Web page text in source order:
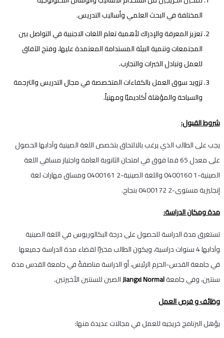
المختلفة في البحث العلمي وأساليب التدريس.
تعزيز المعرفة والإدراك لأهمية تعلم اللغات الاجنبية في التواصل بين
المجتمعات وتنمية البيئة المستدامة المعتمدة عليها، وفتح الآفاق
للعمل وتبادل الخبرات والتجارب.
تزويد سوق العمل بالكفاءات المتخصصة في مجال التدريس والترجمة
والسياحة والمؤهلة أكاديميًا ومهنياً.
شروط القبول:
يجب على الطالب الذي يرغب بالالتحاق بتخصص اللغة الصينية وآدابها الحصول
على معدل 65 فما فوق في امتحان الثانوية العامة واجتياز مساقي اللغة
الصينية-1 0400160 واللغة الصينية-2 0400161 ومساق مهارات لغة
إنجليزية مستوى-2 0400172 بنجاح.
مدة ومكان الدراسة:
تستغرق مدة الدراسة للحصول على درجة البكالوريوس في اللغة الصينية
وآدابها 4 سنوات دراسية، ويكون الطالب مخيرًا لقضاء مدة الدراسة جميعها
في جامعة القدس-الحرم الرئيس، أو الدراسة مناصفةً في جامعة القدس مدة
سنتين، وفي جامعةJiangxi Normalالصين للسنتين الأخيرتين.
وظائف و فرص العمل
يؤهل البرنامج خريجيه للعمل في مجالات عديدة منها: